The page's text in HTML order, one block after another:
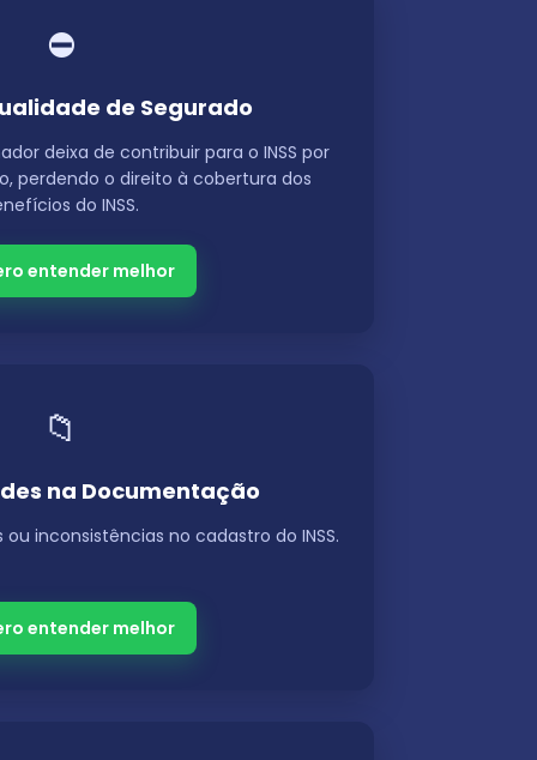
⛔
de Segurado
deixa de contribuir para o INSS por
perdendo o direito à cobertura dos
do INSS.
entender melhor
📁
na Documentação
inconsistências no cadastro do INSS.
entender melhor